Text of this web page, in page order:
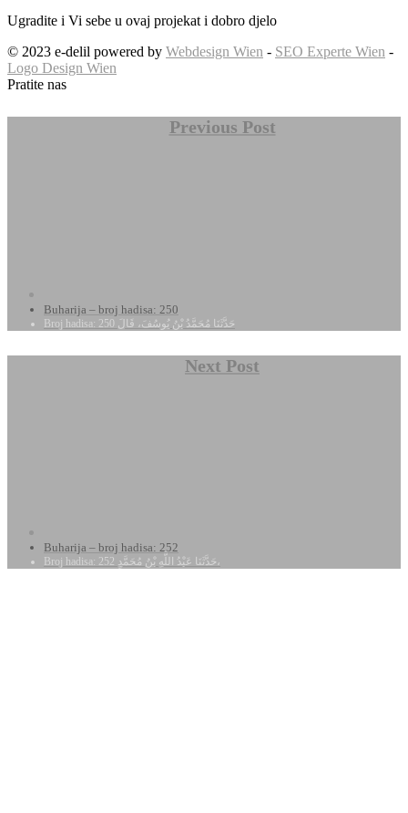
Ugradite i Vi sebe u ovaj projekat i dobro djelo
© 2023 e-delil powered by Webdesign Wien - SEO Experte Wien -
Logo Design Wien
Pratite nas
Previous Post
Buharija – broj hadisa: 250
Broj hadisa: 250 حَدَّثَنَا مُحَمَّدُ بْنُ يُوسُفَ، قَالَ
Next Post
Buharija – broj hadisa: 252
Broj hadisa: 252 حَدَّثَنَا عَبْدُ اللَّهِ بْنُ مُحَمَّدٍ،